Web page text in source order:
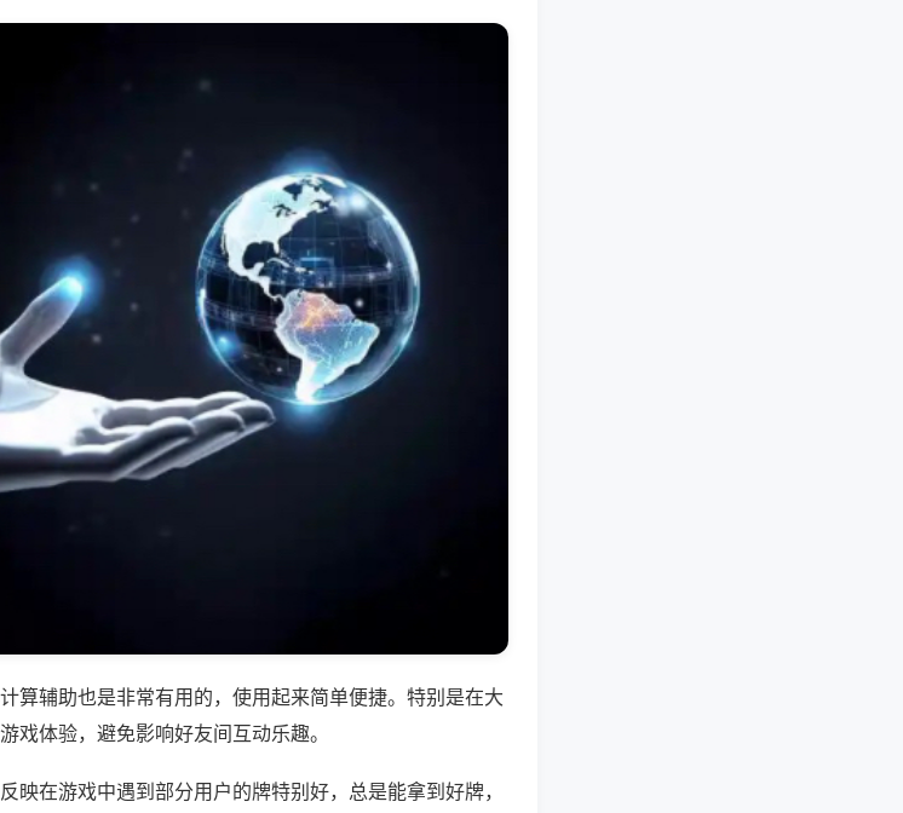
算辅助也是非常有用的，使用起来简单便捷。特别是在大
戏体验，避免影响好友间互动乐趣。
映在游戏中遇到部分用户的牌特别好，总是能拿到好牌，